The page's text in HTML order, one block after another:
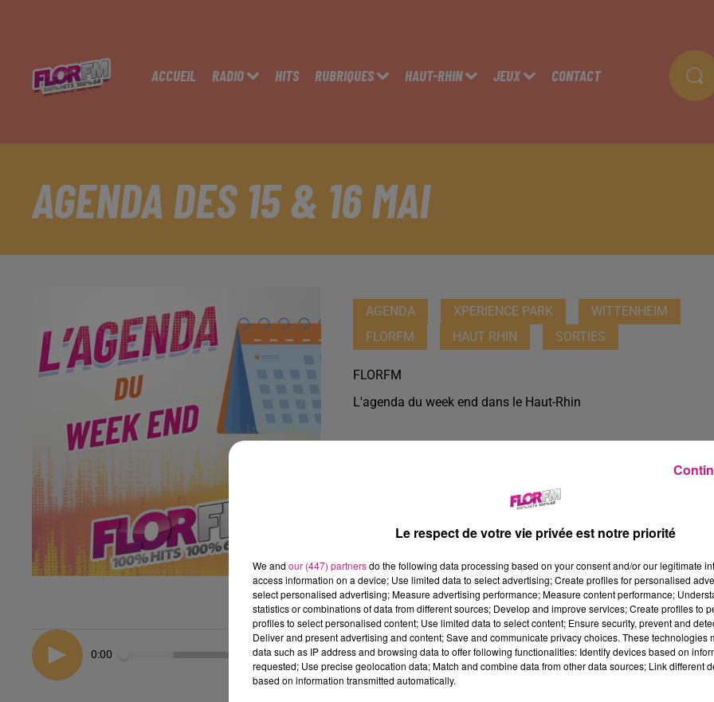
ACCUEIL RADIO HITS RUBRIQUES HAUT-RHIN JEUX CONTACT
AGENDA DES 15 & 16 MAI
AGENDA XPERIENCE PARK
WITTENHEIM
FLORFM
HAUT RHIN SORTIES
FLORFM
L'agenda du week end dans le Haut-Rhin
0:00 3 min 15
Le respect de votre vie privée est notre priorité
We and our (447) partnersdo the following data processing based on your consent and/or our legitimate
access information on a device; Use limited data to select advertising; Create profiles for personalised
select personalised advertising; Measure advertising performance; Measure content performance;
statistics or combinations of data from different sources; Develop and improve services; Create profiles to
profiles to select personalised content; Use limited data to select content; Ensure security, prevent and
Deliver and present advertising and content; Save and communicate privacy choices. These technologies
data such as IP address and browsing data to offer following functionalities: Identify devices based on
requested; Use precise geolocation data; Match and combine data from other data sources; Link different
based on information transmitted automatically.